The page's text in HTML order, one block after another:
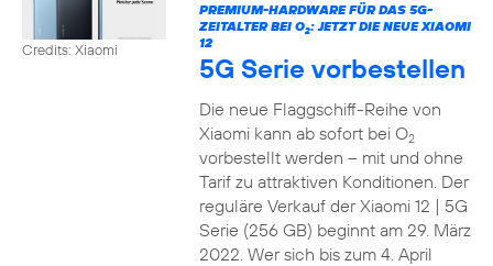
Credits: Xiaomi
PREMIUM-HARDWARE FÜR DAS 5G-
ZEITALTER BEI O2: JETZT DIE NEUE XIAOMI
12
5G Serie vorbestellen
Die neue Flaggschiff-Reihe von
Xiaomi kann ab sofort bei O2
vorbestellt werden – mit und ohne
Tarif zu attraktiven Konditionen. Der
reguläre Verkauf der Xiaomi 12 | 5G
Serie (256 GB) beginnt am 29. März
2022. Wer sich bis zum 4. April